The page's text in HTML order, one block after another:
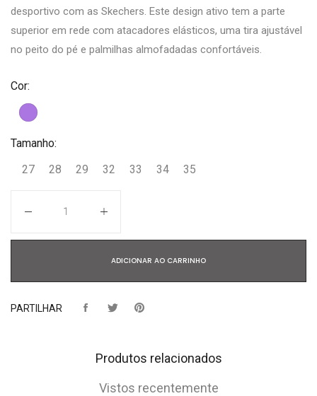
desportivo com as Skechers. Este design ativo tem a parte
superior em rede com atacadores elásticos, uma tira ajustável
no peito do pé e palmilhas almofadadas confortáveis.
Cor:
Tamanho:
27
28 29 32 33 34 35
ADICIONAR AO CARRINHO
PARTILHAR
Produtos relacionados
Vistos recentemente